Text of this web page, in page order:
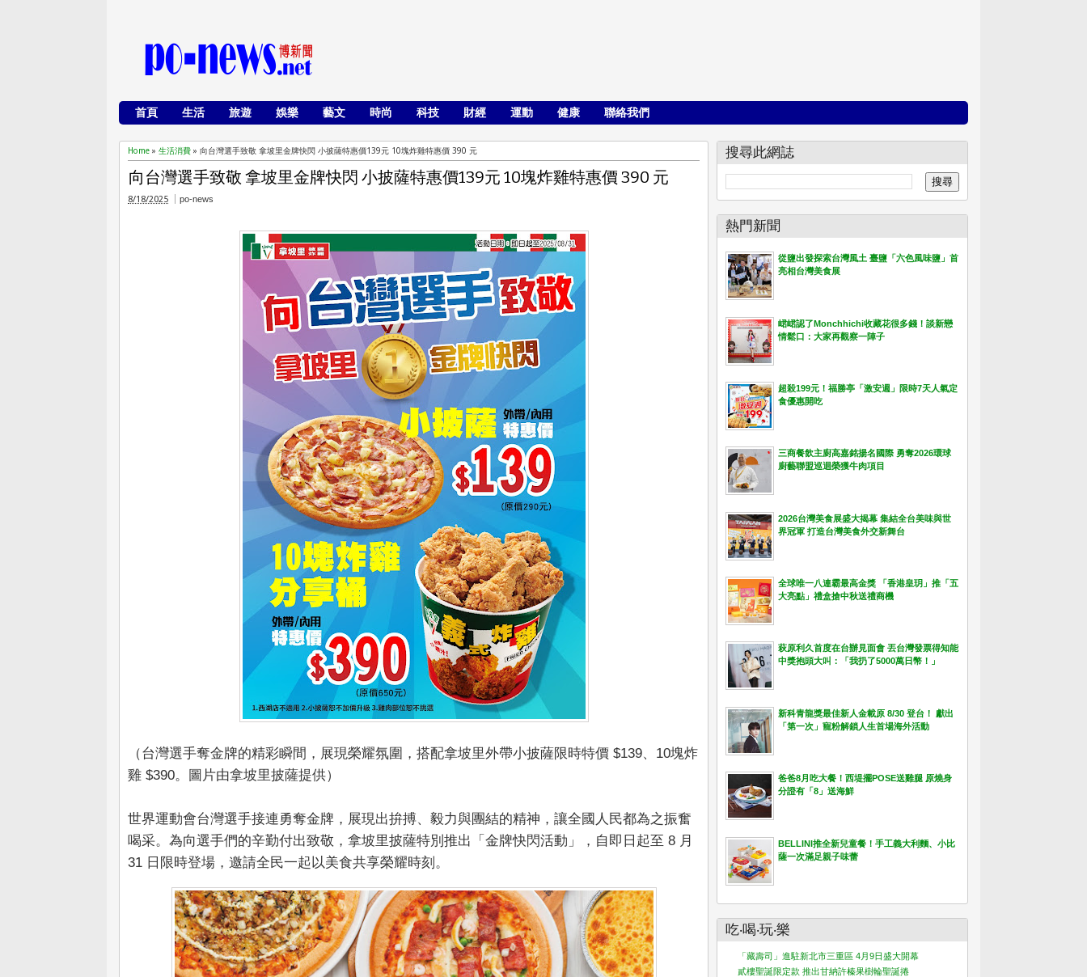
首頁 生活 旅遊 娛樂 藝文 時尚 科技 財經 運動 健康 聯絡我們
Home » 生活消費 » 向台灣選手致敬 拿坡里金牌快閃 小披薩特惠價139元 10塊炸雞特惠價 390 元
向台灣選手致敬 拿坡里金牌快閃 小披薩特惠價139元 10塊炸雞特惠價 390 元
8/18/2025 po-news
（台灣選手奪金牌的精彩瞬間，展現榮耀氛圍，搭配拿坡里外帶小披薩限時特價 $139、10塊炸
雞 $390。圖片由拿坡里披薩提供）
世界運動會台灣選手接連勇奪金牌，展現出拚搏、毅力與團結的精神，讓全國人民都為之振奮
喝采。為向選手們的辛勤付出致敬，拿坡里披薩特別推出「金牌快閃活動」，自即日起至 8 月
31 日限時登場，邀請全民一起以美食共享榮耀時刻。
搜尋此網誌
熱門新聞
從鹽出發探索台灣風土 臺鹽「六色風味鹽」首
亮相台灣美食展
峮峮認了Monchhichi收藏花很多錢！談新戀
情鬆口：大家再觀察一陣子
超殺199元！福勝亭「激安週」限時7天人氣定
食優惠開吃
三商餐飲主廚高嘉銘揚名國際 勇奪2026環球
廚藝聯盟巡迴榮獲牛肉項目
2026台灣美食展盛大揭幕 集結全台美味與世
界冠軍 打造台灣美食外交新舞台
全球唯一八連霸最高金獎 「香港皇玥」推「五
大亮點」禮盒搶中秋送禮商機
萩原利久首度在台辦見面會 丟台灣發票得知能
中獎抱頭大叫：「我扔了5000萬日幣！」
新科青龍獎最佳新人金載原 8/30 登台！ 獻出
「第一次」寵粉解鎖人生首場海外活動
爸爸8月吃大餐！西堤擺POSE送雞腿 原燒身
分證有「8」送海鮮
BELLINI推全新兒童餐！手工義大利麵、小比
薩一次滿足親子味蕾
吃‧喝‧玩‧樂
「藏壽司」進駐新北市三重區 4月9日盛大開幕
貳樓聖誕限定款 推出甘納許榛果樹輪聖誕捲